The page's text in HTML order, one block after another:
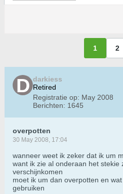
1 2
darkiess
Retired
Registratie op: May 2008
Berichten: 1645
overpotten
30 May 2008, 17:04
wanneer weet ik zeker dat ik um
want ik zie al onderaan het stekie
verschijnkomen
moet ik um dan overpotten en
gebruiken